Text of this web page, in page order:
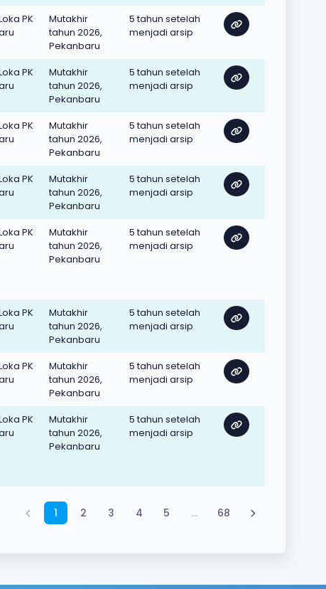
PK
Mutakhir
tahun 2026,
Pekanbaru
5 tahun setelah
menjadi arsip
PK
Mutakhir
tahun 2026,
Pekanbaru
5 tahun setelah
menjadi arsip
PK
Mutakhir
tahun 2026,
Pekanbaru
5 tahun setelah
menjadi arsip
PK
Mutakhir
tahun 2026,
Pekanbaru
5 tahun setelah
menjadi arsip
PK
Mutakhir
tahun 2026,
Pekanbaru
5 tahun setelah
menjadi arsip
PK
Mutakhir
tahun 2026,
Pekanbaru
5 tahun setelah
menjadi arsip
PK
Mutakhir
tahun 2026,
Pekanbaru
5 tahun setelah
menjadi arsip
PK
Mutakhir
tahun 2026,
Pekanbaru
5 tahun setelah
menjadi arsip
1 2 3 4 5 … 68